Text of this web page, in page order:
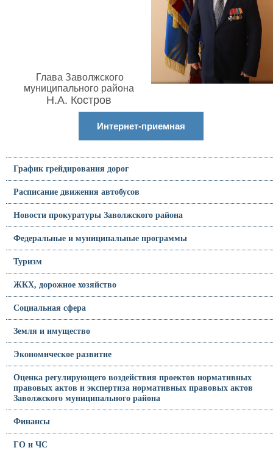
Глава Заволжского
муниципального района
Н.А. Костров
Интернет-приемная
График грейдирования дорог
Расписание движения автобусов
Новости прокуратуры Заволжского района
Федеральные и муниципальные программы
Туризм
ЖКХ, дорожное хозяйство
Социальная сфера
Земля и имущество
Экономическое развитие
Оценка регулирующего воздействия проектов нормативных
правовых актов и экспертиза нормативных правовых актов
Заволжского муниципального района
Финансы
ГО и ЧС